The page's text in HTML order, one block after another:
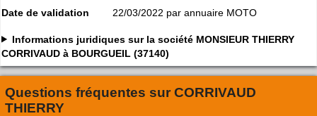
Date de validation
22/03/2022 par annuaire MOTO
Informations juridiques sur la société MONSIEUR THIERRY
CORRIVAUD à BOURGUEIL (37140)
Questions fréquentes surCORRIVAUD
THIERRY